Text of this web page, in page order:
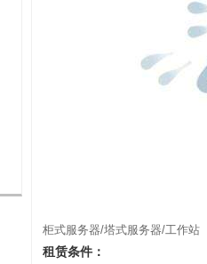
柜式服务器/塔式服务器/工作站
租赁条件：